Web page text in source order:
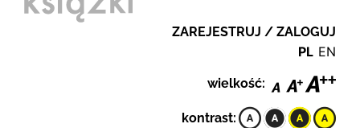
ZAREJESTRUJ / ZALOGUJ
PL EN
wielkość:
kontrast: